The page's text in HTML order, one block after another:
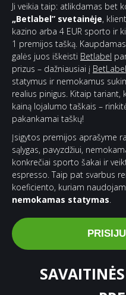
Ji veikia taip: atlikdamas bet
„Betlabel” svetainėje,
kazino arba 4 EUR sporto ir
1 premijos tašką.
galės juos iškeisti Betlabel
prizus – dažniausiai į
statymus ir nemokamus
realius pinigus. Kitaip
kainą lojalumo taškais –
pakankamai taškų!
Įsigytos premijos aprašyme
sąlygas, pavyzdžiui,
konkrečiai sporto šakai ir
espresso. Taip pat svarbus
koeficiento, kuriam
nemokamas statymas.